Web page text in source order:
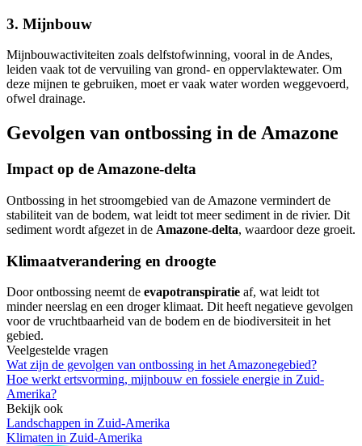
3. Mijnbouw
Mijnbouwactiviteiten zoals delfstofwinning, vooral in de Andes,
leiden vaak tot de vervuiling van grond- en oppervlaktewater. Om
deze mijnen te gebruiken, moet er vaak water worden weggevoerd,
ofwel drainage.
Gevolgen van ontbossing in de Amazone
Impact op de Amazone-delta
Ontbossing in het stroomgebied van de Amazone vermindert de
stabiliteit van de bodem, wat leidt tot meer sediment in de rivier. Dit
sediment wordt afgezet in de Amazone-delta, waardoor deze groeit.
Klimaatverandering en droogte
Door ontbossing neemt de evapotranspiratie af, wat leidt tot
minder neerslag en een droger klimaat. Dit heeft negatieve gevolgen
voor de vruchtbaarheid van de bodem en de biodiversiteit in het
gebied.
Veelgestelde vragen
Wat zijn de gevolgen van ontbossing in het Amazonegebied?
Hoe werkt ertsvorming, mijnbouw en fossiele energie in Zuid-
Amerika?
Bekijk ook
Landschappen in Zuid-Amerika
Klimaten in Zuid-Amerika